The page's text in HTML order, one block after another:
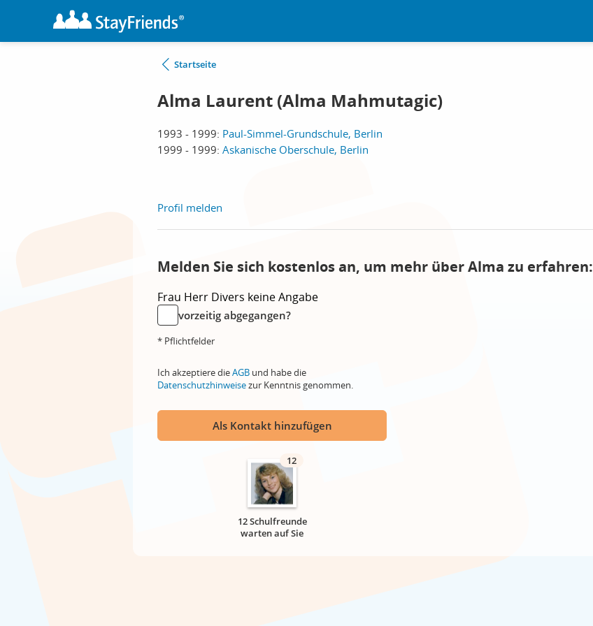
Startseite
Alma Laurent (Alma Mahmutagic)
1993 - 1999: Paul-Simmel-Grundschule, Berlin
1999 - 1999: Askanische Oberschule, Berlin
Profil melden
Melden Sie sich kostenlos an, um mehr über Alma zu erfahren:
Frau Herr Divers keine Angabe
vorzeitig abgegangen?
* Pflichtfelder
Ich akzeptiere dieAGB und habe die
Datenschutzhinweisezur Kenntnis genommen.
Als Kontakt hinzufügen
12
12 Schulfreunde
warten auf Sie